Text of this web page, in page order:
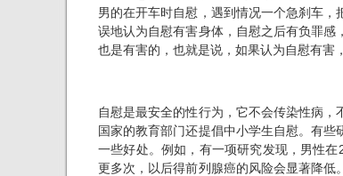
男的在开车时自慰，遇到情况一个急刹车，
误地认为自慰有害身体，自慰之后有负罪感
也是有害的，也就是说，如果认为自慰有害
自慰是最安全的性行为，它不会传染性病，
国家的教育部门还提倡中小学生自慰。有些
一些好处。例如，有一项研究发现，男性
更多次，以后得前列腺癌的风险会显著降低